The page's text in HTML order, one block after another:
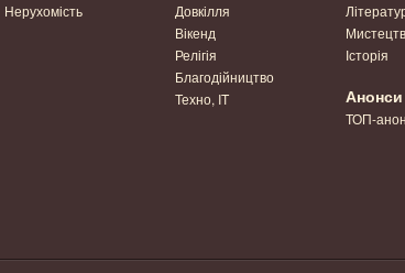
Нерухомість
Довкілля
Вікенд
Релігія
Благодійництво
Техно, IT
Історія
Анонси
ТОП-